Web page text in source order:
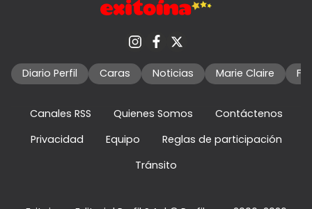
Diario Perfil Caras Noticias Marie Claire
Canales RSS Quienes Somos
Contáctenos
Privacidad
Equipo
Reglas de participación
Tránsito